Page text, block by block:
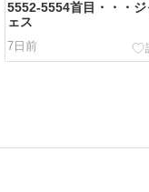
5552-5554首目・・・ジ
ェス
7日前